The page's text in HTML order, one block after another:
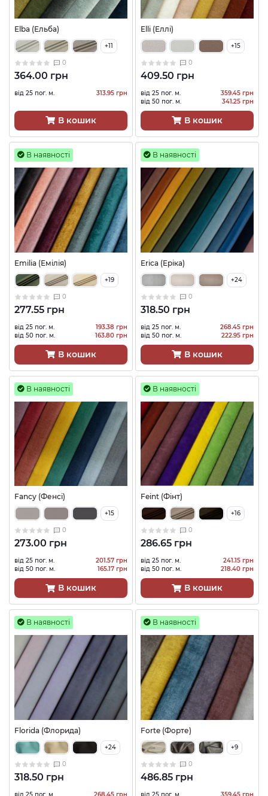
Elba (Ельба)
+11
0
364.00 грн
від 25 пог. м. 313.95 грн
В кошик
Elli (Еллі)
+15
0
409.50 грн
від 25 пог. м.
359.45 грн
від 50 пог. м.
341.25 грн
В кошик
В наявності
Emilia (Емілія)
+19
0
277.55 грн
від 25 пог. м.
193.38 грн
від 50 пог. м.
163.80 грн
В кошик
В наявності
Erica (Еріка)
+24
0
318.50 грн
від 25 пог. м.
268.45 грн
від 50 пог. м.
222.95 грн
В кошик
В наявності
Fancy (Фенсі)
+15
0
273.00 грн
від 25 пог. м.
201.57 грн
від 50 пог. м.
165.17 грн
В кошик
В наявності
Feint (Фінт)
+16
0
286.65 грн
від 25 пог. м.
241.15 грн
від 50 пог. м.
218.40 грн
В кошик
В наявності
Florida (Флорида)
+24
0
318.50 грн
В наявності
Forte (Форте)
+9
0
486.85 грн